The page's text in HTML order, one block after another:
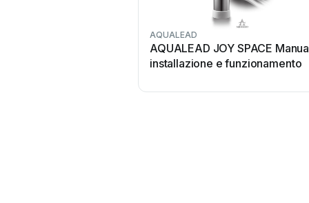
AQUALEAD
AQUALEAD JOY SPACE
installazione e funzionamento